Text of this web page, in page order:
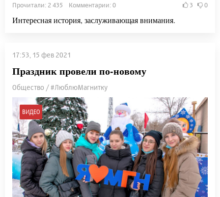
Прочитали: 2 435 Комментарии: 0 3 0
Интересная история, заслуживающая внимания.
17:53, 15 фев 2021
Праздник провели по-новому
Общество / #ЛюблюМагнитку
ВИДЕО